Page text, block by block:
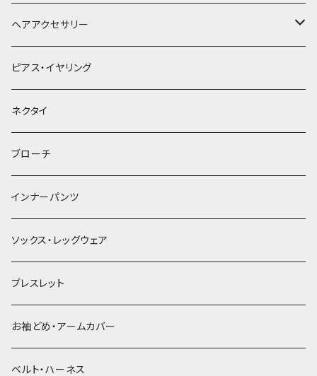
ヘアアクセサリー
ヘアクリップ
ヘッドドレス・カチューシャ
ヘアゴム
簪
ピアス・イヤリング
ネクタイ
ブローチ
インナーパンツ
ソックス・レッグウェア
ブレスレット
お袖どめ・アームカバー
ベルト・ハーネス